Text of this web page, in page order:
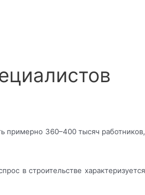
примерно 360–400 тысяч работников,
в строительстве характеризуется